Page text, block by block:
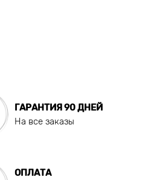
ГАРАНТИЯ 90 ДНЕЙ
На все заказы
ОПЛАТА